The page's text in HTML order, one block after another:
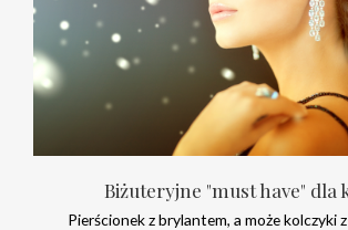
Biżuteryjne "must have" dla
Pierścionek z brylantem, a może kolczyki